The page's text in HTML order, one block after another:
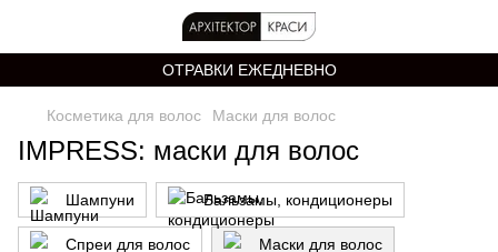
ОТРАВКИ ЕЖЕДНЕВНО
Косметика для волос Маски для волос
IMPRESS: маски для волос
Шампуни Бальзамы, кондиционеры
Спреи для волос Маски для волос